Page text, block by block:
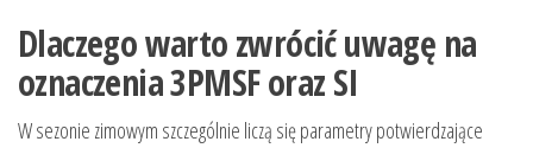
Dlaczego warto zwrócić uwagę na
oznaczenia 3PMSF oraz SI
W sezonie zimowym szczególnie liczą się parametry potwierdzające